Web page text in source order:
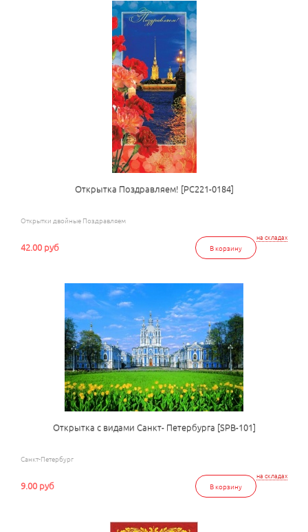
Открытка Поздравляем! [РС221-0184]
Открытки двойные Поздравляем
на складах
В корзину
42.00 руб
Открытка с видами Санкт- Петербурга [SPB-101]
Санкт-Петербург
на складах
В корзину
9.00 руб